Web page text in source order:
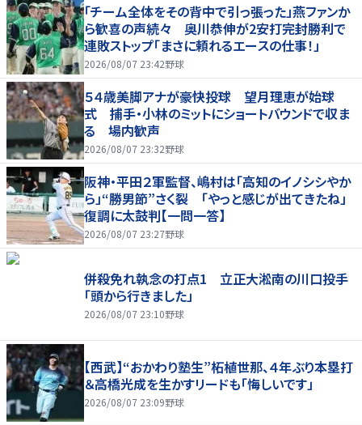
「チーム全体をその背中で引っ張った」燕ファンか
ら歓喜の声続々 奥川恭伸が2安打完封勝利で
連敗ストップ「まさに頼れるエースの仕事！」
2026/08/07 23:42野球
５４歳美脚アナが豪快投球 望月理恵が始球
式 捕手・小林のミットにショートバウンドで収ま
る 場内歓声
2026/08/07 23:32野球
阪神・平田２軍監督、嶋村は「高知のイノシシやか
ら」“勝男節”さく裂 「やっと感じが出てきたね」
復調に太鼓判【一問一答】
2026/08/07 23:27野球
併殺免れ執念の打点1 立正大淞南の川口投手
「頭から行きました」
2026/08/07 23:10野球
【西武】“おかわり塾生”柘植世那、４年ぶり本塁打
＆高橋光成を生かすリードも「悔しいです」
2026/08/07 23:09野球